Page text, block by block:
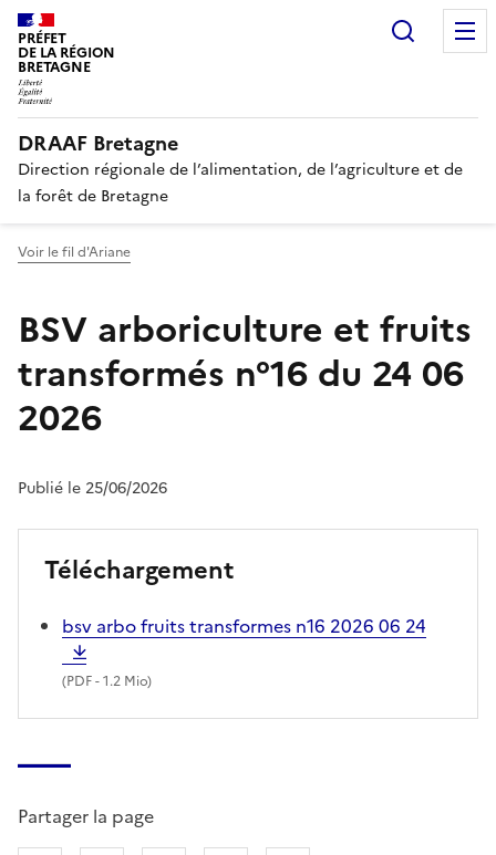
PRÉFET
DE LA RÉGION
BRETAGNE
DRAAF Bretagne
Direction régionale de l’alimentation, de l’agriculture et de
la forêt de Bretagne
Voir le fil d'Ariane
BSV arboriculture et fruits
transformés n°16 du 24 06
2026
Publié le 25/06/2026
Téléchargement
bsv arbo fruits transformes n16 2026 06 24
(PDF- 1.2 Mio)
Partager la page